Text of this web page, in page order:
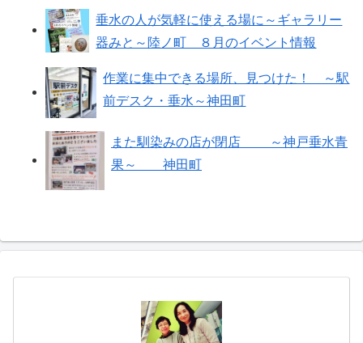
垂水の人が気軽に使える場に～ギャラリー
器みと～陸ノ町 ８月のイベント情報
作業に集中できる場所、見つけた！ ～駅
前デスク・垂水～神田町
また馴染みの店が閉店 ～神戸垂水青
果～ 神田町